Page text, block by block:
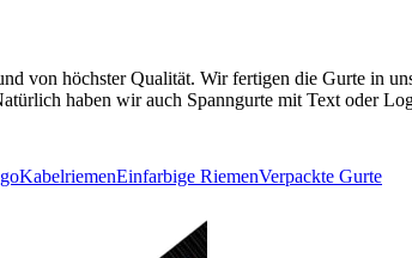
von höchster Qualität. Wir fertigen die Gurte in
haben wir auch Spanngurte mit Text oder
KabelriemenEinfarbige RiemenVerpackte Gurte